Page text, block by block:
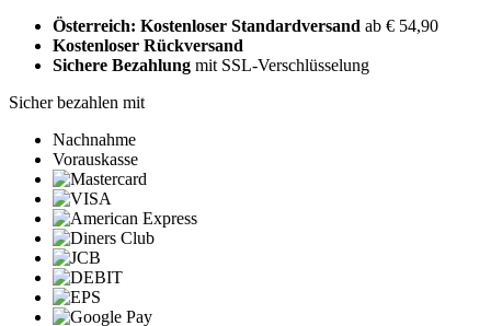
Österreich: Kostenloser Standardversand ab € 54,90
Kostenloser Rückversand
Sichere Bezahlung mit SSL-Verschlüsselung
Sicher bezahlen mit
Nachnahme
Vorauskasse